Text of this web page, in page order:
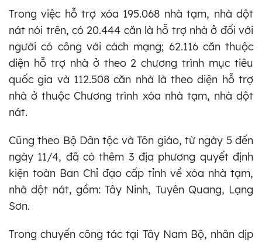
Trong việc hỗ trợ xóa 195.068 nhà tạm, nhà dột
nát nói trên, có 20.444 căn là hỗ trợ nhà ở đối với
người có công với cách mạng; 62.116 căn thuộc
diện hỗ trợ nhà ở theo 2 chương trình mục tiêu
quốc gia và 112.508 căn nhà là theo diện hỗ trợ
nhà ở thuộc Chương trình xóa nhà tạm, nhà dột
nát.
Cũng theo Bộ Dân tộc và Tôn giáo, từ ngày 5 đến
ngày 11/4, đã có thêm 3 địa phương quyết định
kiện toàn Ban Chỉ đạo cấp tỉnh về xóa nhà tạm,
nhà dột nát, gồm: Tây Ninh, Tuyên Quang, Lạng
Sơn.
Trong chuyến công tác tại Tây Nam Bộ, nhân dịp